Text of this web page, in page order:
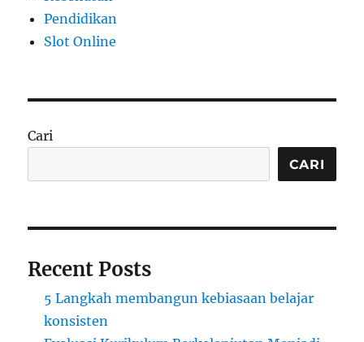
Pendidikan
Slot Online
Cari
CARI
Recent Posts
5 Langkah membangun kebiasaan belajar
konsisten